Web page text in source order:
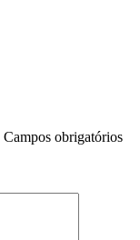
Campos obrigatórios